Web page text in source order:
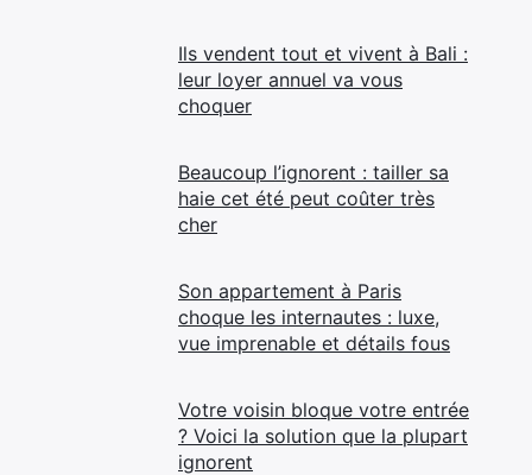
Ils vendent tout et vivent à Bali :
leur loyer annuel va vous
choquer
Beaucoup l’ignorent : tailler sa
haie cet été peut coûter très
cher
Son appartement à Paris
choque les internautes : luxe,
vue imprenable et détails fous
Votre voisin bloque votre entrée
? Voici la solution que la plupart
ignorent